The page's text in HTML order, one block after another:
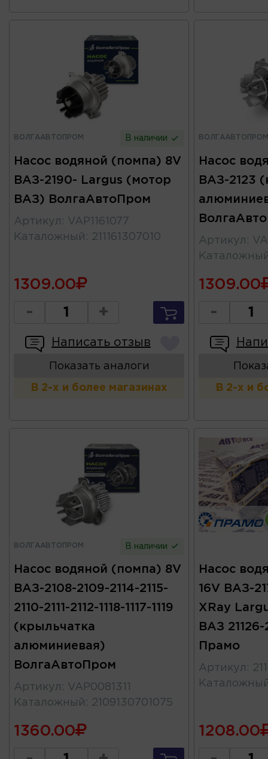
ВОЛГААВТОПРОМ В наличии
Насос водяной (помпа) 8V
ВАЗ-2190- Largus (мотор
ВАЗ) ВолгаАвтоПром
Артикул : VAP1161077
Каталожный : 211161307010
1309.00
- +
Написать отзыв
Показать аналоги
В 2-х и более магазинах
ВОЛГААВТОПРОМ
Насос
ВАЗ-2123
Артикул :
1309.00
-
В 2-х и
ВОЛГААВТОПРОМ В наличии
Насос водяной (помпа) 8V
ВАЗ-2108-2109-2114-2115-
2110-2111-2112-1118-1117-1119
(крыльчатка
алюминиевая)
ВолгаАвтоПром
Артикул : VAP0081311
Каталожный : 2109130701075
1360.00
Насос
16V ВАЗ-
XRay
ВАЗ 21126-
Прамо
Артикул :
1208.00